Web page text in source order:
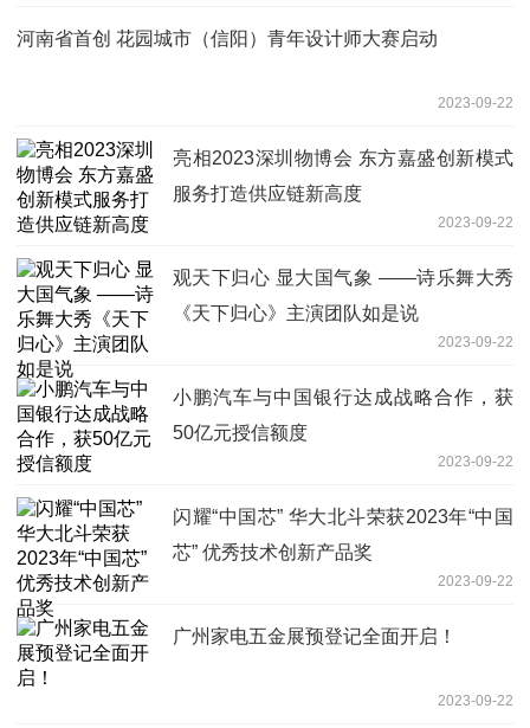
河南省首创 花园城市（信阳）青年设计师大赛启动
2023-09-22
亮相2023深圳物博会 东方嘉盛创新模式
服务打造供应链新高度
2023-09-22
观天下归心 显大国气象 ——诗乐舞大秀
《天下归心》主演团队如是说
2023-09-22
小鹏汽车与中国银行达成战略合作，获
50亿元授信额度
2023-09-22
闪耀“中国芯” 华大北斗荣获2023年“中国
芯” 优秀技术创新产品奖
2023-09-22
广州家电五金展预登记全面开启！
2023-09-22